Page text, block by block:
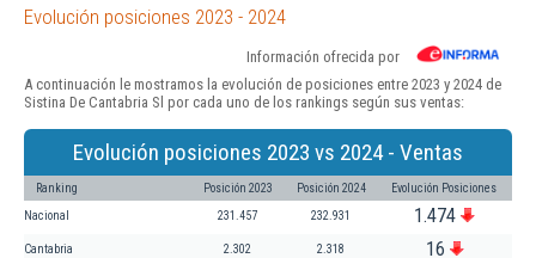
Evolución posiciones 2023 - 2024
Información ofrecida por
A continuación le mostramos la evolución de posiciones entre 2023 y 2024 de
Sistina De Cantabria Sl por cada uno de los rankings según sus ventas:
Evolución posiciones 2023 vs 2024 - Ventas
Ranking Posición 2023 Posición 2024 Evolución Posiciones
Nacional 231.457 232.931 1.474
Cantabria 2.302 2.318 16